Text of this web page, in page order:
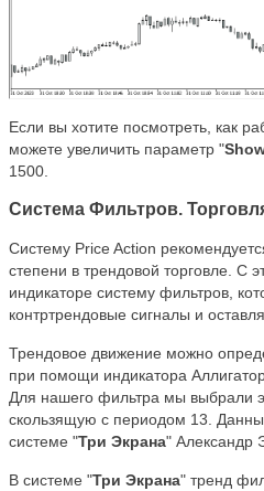
Если вы хотите посмотреть, как
можете увеличить параметр "
1500.
Система Фильтров.
Систему Price Action
степени в трендовой торговле. С
индикаторе систему фильтров,
контртрендовые сигналы и
Трендовое движение можно
при помощи индикатора
Для нашего фильтра мы выбрали
скользящую с периодом 13.
системе "Три Экрана" Александр
В системе "Три Экрана" тренд